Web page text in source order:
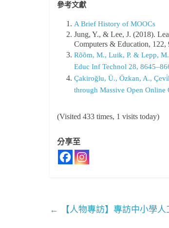
參考文獻
A Brief History of MOOCs
Jung, Y., & Lee, J. (2018).
Computers & Education, 122,
Rõõm, M., Luik, P. & Lepp,
Educ Inf Technol 28,
Çakiroğlu, Ü., Özkan, A.,
through Massive Open Online
(Visited 433 times, 1 visits today)
分享至
← 【人物專訪】專訪中小學